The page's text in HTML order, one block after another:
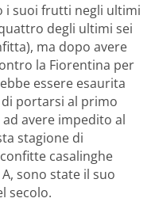
i suoi frutti negli ultimi
degli ultimi sei
ma dopo avere
la Fiorentina per
essere esaurita
di portarsi al primo
avere impedito al
stagione di
casalinghe
sono state il suo
secolo.